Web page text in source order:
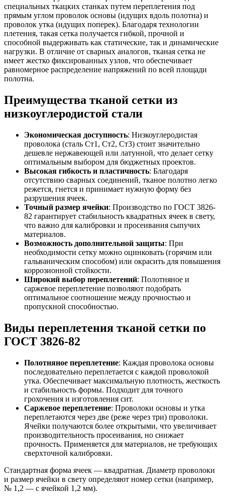
специальных ткацких станках путем переплетения под
прямым углом проволок основы (идущих вдоль полотна) и
проволок утка (идущих поперек). Благодаря технологии
плетения, такая сетка получается гибкой, прочной и
способной выдерживать как статические, так и динамические
нагрузки. В отличие от сварных аналогов, тканая сетка не
имеет жестко фиксированных узлов, что обеспечивает
равномерное распределение напряжений по всей площади
полотна.
Преимущества тканой сетки из
низкоуглеродистой стали
Экономическая доступность: Низкоуглеродистая
проволока (сталь Ст1, Ст2, Ст3) стоит значительно
дешевле нержавеющей или латунной, что делает сетку
оптимальным выбором для бюджетных проектов.
Высокая гибкость и пластичность: Благодаря
отсутствию сварных соединений, тканое полотно легко
режется, гнется и принимает нужную форму без
разрушения ячеек.
Точный размер ячейки: Производство по ГОСТ 3826-
82 гарантирует стабильность квадратных ячеек в свету,
что важно для калибровки и просеивания сыпучих
материалов.
Возможность дополнительной защиты: При
необходимости сетку можно оцинковать (горячим или
гальваническим способом) или окрасить для повышения
коррозионной стойкости.
Широкий выбор переплетений: Полотняное и
саржевое переплетение позволяют подобрать
оптимальное соотношение между прочностью и
пропускной способностью.
Виды переплетения тканой сетки по
ГОСТ 3826-82
Полотняное переплетение: Каждая проволока основы
последовательно переплетается с каждой проволокой
утка. Обеспечивает максимальную плотность, жесткость
и стабильность формы. Подходит для точного
грохочения и изготовления сит.
Саржевое переплетение: Проволоки основы и утка
переплетаются через две (реже через три) проволоки.
Ячейки получаются более открытыми, что увеличивает
производительность просеивания, но снижает
прочность. Применяется для материалов, не требующих
сверхточной калибровки.
Стандартная форма ячеек — квадратная. Диаметр проволоки
и размер ячейки в свету определяют номер сетки (например,
№ 1,2 — с ячейкой 1,2 мм).